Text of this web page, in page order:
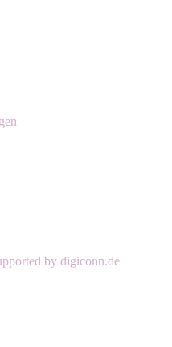
by digiconn.de